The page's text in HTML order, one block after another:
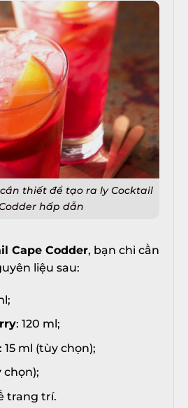
thiết để tạo ra ly Cocktail
hấp dẫn
Cape Codder, bạn chỉ cần
liệu sau:
: 120 ml;
: 15 ml (tùy chọn);
chọn);
trang trí.